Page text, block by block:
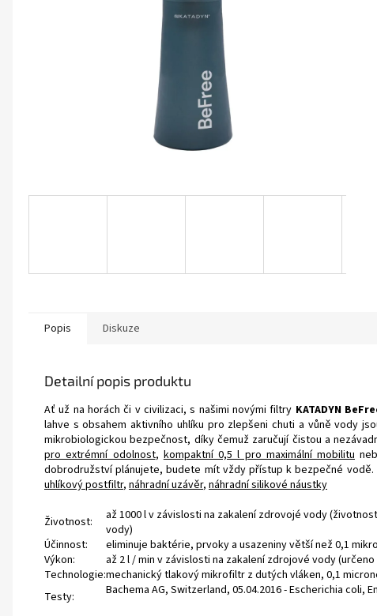
Popis Diskuze
Detailní popis produktu
Ať už na horách či v civilizaci, s našimi novými filtry KATADYN
lahve s obsahem aktivního uhlíku pro zlepšeni chuti a vůně vody
mikrobiologickou bezpečnost, díky čemuž zaručují čistou a
pro extrémní odolnost, kompaktní 0,5 l pro maximální mobilitu
dobrodružství plánujete, budete mít vždy přístup k bezpečné
uhlíkový postfiltr, náhradní uzávěr, náhradní silikové náustky
Životnost:
až 1000 l v závislosti na zakalení zdrovojé vody
vody)
Účinnost:
eliminuje baktérie, prvoky a usazeniny větší než 0,1
Výkon:
až 2 l / min v závislosti na zakalení zdrojové vody
Technologie:mechanický tlakový mikrofiltr z dutých vláken, 0,1
Testy:
Bachema AG, Switzerland, 05.04.2016 - Escherichia coli,